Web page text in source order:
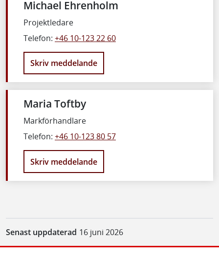
Michael Ehrenholm
Projektledare
Telefon: +46 10-123 22 60
Skriv meddelande
Maria Toftby
Markförhandlare
Telefon: +46 10-123 80 57
Skriv meddelande
Senast uppdaterad 16 juni 2026